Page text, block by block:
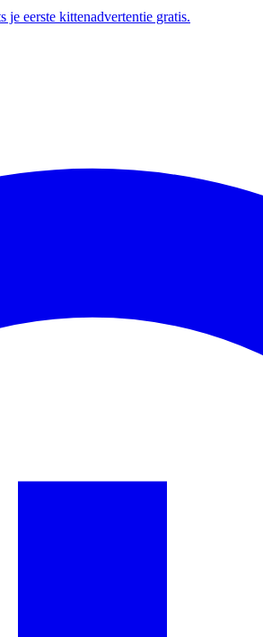
eerste kittenadvertentie gratis.